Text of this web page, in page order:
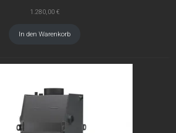
1.280,00 €
In den Warenkorb